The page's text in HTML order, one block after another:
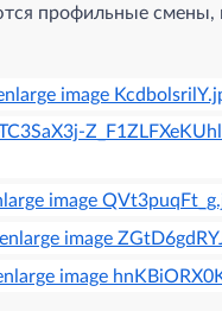
профильные